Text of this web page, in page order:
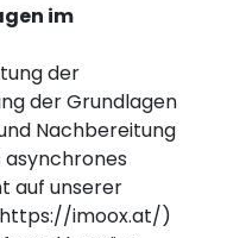
im
der
der Grundlagen
Nachbereitung
asynchrones
auf unserer
imoox.at/)